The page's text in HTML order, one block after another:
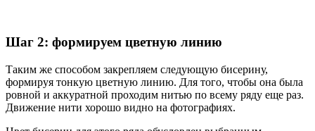
Шаг 2: формируем цветную линию
Таким же способом закрепляем следующую бисерину,
формируя тонкую цветную линию. Для того, чтобы она была
ровной и аккуратной проходим нитью по всему ряду еще раз.
Движение нити хорошо видно на фотографиях.